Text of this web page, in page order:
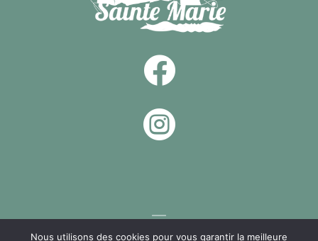


Nous utilisons des cookies pour vous garantir la meilleure